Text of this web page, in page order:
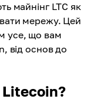
майнінг LTC як
мережу. Цей
усе, що вам
від основ до